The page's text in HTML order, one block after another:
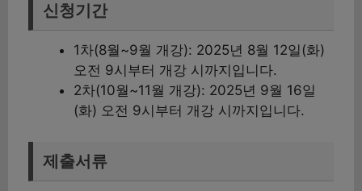
신청기간
1차(8월~9월 개강): 2025년 8월 12일(화)
오전 9시부터 개강 시까지입니다.
2차(10월~11월 개강): 2025년 9월 16일
(화) 오전 9시부터 개강 시까지입니다.
제출서류